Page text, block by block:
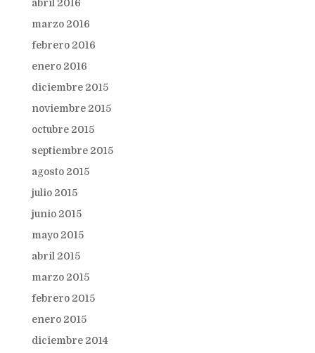
abril 2016
marzo 2016
febrero 2016
enero 2016
diciembre 2015
noviembre 2015
octubre 2015
septiembre 2015
agosto 2015
julio 2015
junio 2015
mayo 2015
abril 2015
marzo 2015
febrero 2015
enero 2015
diciembre 2014